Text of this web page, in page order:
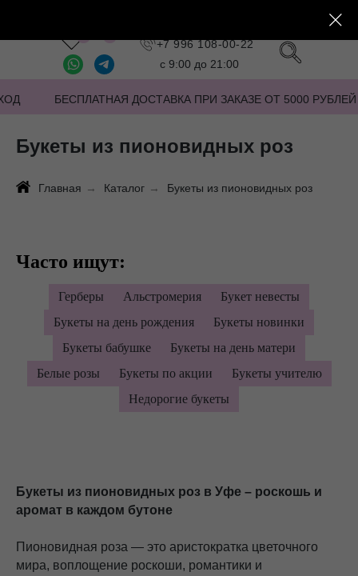
+7 996 108-00-22
БЕСПЛАТНАЯ ДОСТАВКА ПРИ ЗАКАЗЕ ОТ 5000 РУБЛЕЙ
с 9:00 до 21:00
Букеты из пионовидных роз
Главная → Каталог → Букеты из пионовидных роз
Часто ищут:
Герберы Альстромерия
Букет невесты
Букеты на день рождения
Букеты новинки
Букеты бабушке
Букеты на день матери
Белые розы
Букеты по акции
Букеты учителю
Недорогие букеты
Букеты из пионовидных роз в Уфе – роскошь и
аромат в каждом бутоне
Пионовидная роза — это аристократка цветочного
мира, воплощение роскоши, романтики и